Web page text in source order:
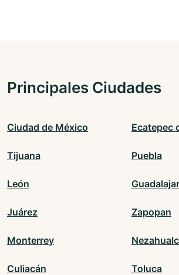
Principales Ciudades
Ciudad de México Ecatepec
Tijuana Puebla
León
Juárez Zapopan
Monterrey
Culiacán Toluca